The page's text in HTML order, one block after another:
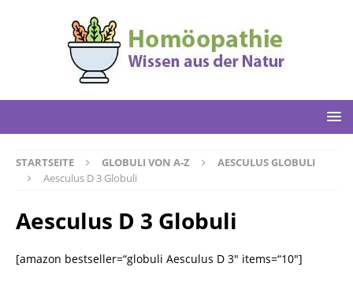
STARTSEITE GLOBULI VON A-Z
AESCULUS GLOBULI
Aesculus D 3 Globuli
Aesculus D 3 Globuli
[amazon bestseller=“globuli Aesculus D 3″ items=“10″]